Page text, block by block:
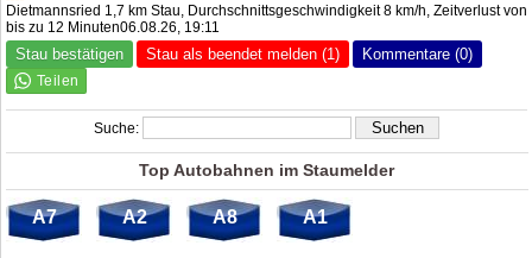
Dietmannsried 1,7 km Stau, Durchschnittsgeschwindigkeit 8 km/h, Zeitverlust von
bis zu 12 Minuten06.08.26, 19:11
Stau bestätigen Stau als beendet melden (1) Kommentare (0)
Suche:
Top Autobahnen im Staumelder
A7 A2 A8 A1